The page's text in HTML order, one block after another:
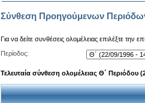
Σύνθεση Προηγούμενων
Για να δείτε συνθέσεις ολομέλειας επιλέξτε την
Περίοδος:
Τελευταία σύνθεση ολομέλειας Θ΄ Περιόδου